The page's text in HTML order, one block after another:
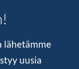
lähetämme
uusia